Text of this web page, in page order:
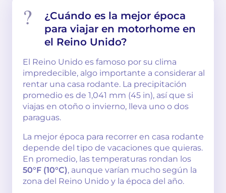
¿Cuándo es la mejor época
para viajar en motorhome en
el Reino Unido?
El Reino Unido es famoso por su clima
impredecible, algo importante a considerar al
rentar una casa rodante. La precipitación
promedio es de 1,041 mm (45 in), así que si
viajas en otoño o invierno, lleva uno o dos
paraguas.
La mejor época para recorrer en casa rodante
depende del tipo de vacaciones que quieras.
En promedio, las temperaturas rondan los
50°F (10°C), aunque varían mucho según la
zona del Reino Unido y la época del año.